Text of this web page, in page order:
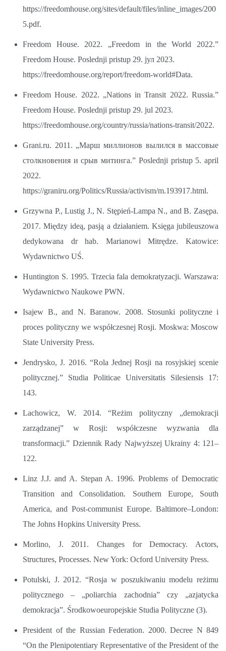
https://freedomhouse.org/sites/default/files/inline_images/200
5.pdf.
Freedom House. 2022. „Freedom in the World 2022.”
Freedom House. Poslednji pristup 29. јул 2023.
https://freedomhouse.org/report/freedom-world#Data.
Freedom House. 2022. „Nations in Transit 2022. Russia.”
Freedom House. Poslednji pristup 29. jul 2023.
https://freedomhouse.org/country/russia/nations-transit/2022.
Grani.ru. 2011. „Марш миллионов вылился в массовые
столкновения и срыв митинга.” Poslednji pristup 5. april
2022.
https://graniru.org/Politics/Russia/activism/m.193917.html.
Grzywna P., Lustig J., N. Stępień-Lampa N., and B. Zasępa.
2017. Między ideą, pasją a działaniem. Księga jubileuszowa
dedykowana dr hab. Marianowi Mitrędze. Katowice:
Wydawnictwo UŚ.
Huntington S. 1995. Trzecia fala demokratyzacji. Warszawa:
Wydawnictwo Naukowe PWN.
Isajew B., and N. Baranow. 2008. Stosunki polityczne i
proces polityczny we współczesnej Rosji. Moskwa: Moscow
State University Press.
Jendrysko, J. 2016. “Rola Jednej Rosji na rosyjskiej scenie
politycznej.” Studia Politicae Universitatis Silesiensis 17:
143.
Lachowicz, W. 2014. “Reżim polityczny „demokracji
zarządzanej” w Rosji: współczesne wyzwania dla
transformacji.” Dziennik Rady Najwyższej Ukrainy 4: 121–
122.
Linz J.J. and A. Stepan A. 1996. Problems of Democratic
Transition and Consolidation. Southern Europe, South
America, and Post-communist Europe. Baltimore–London:
The Johns Hopkins University Press.
Morlino, J. 2011. Changes for Democracy. Actors,
Structures, Processes. New York: Ocford University Press.
Potulski, J. 2012. “Rosja w poszukiwaniu modelu reżimu
politycznego – „poliarchia zachodnia” czy „azjatycka
demokracja”. Środkowoeuropejskie Studia Polityczne (3).
President of the Russian Federation. 2000. Decree N 849
“On the Plenipotentiary Representative of the President of the